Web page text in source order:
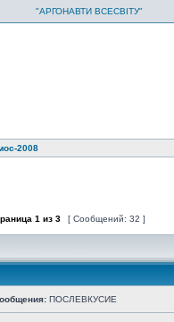
"АРГОНАВТИ ВСЕСВІТУ"
2008
1 из 3 [ Сообщений: 32 ]
ПОСЛЕВКУСИЕ